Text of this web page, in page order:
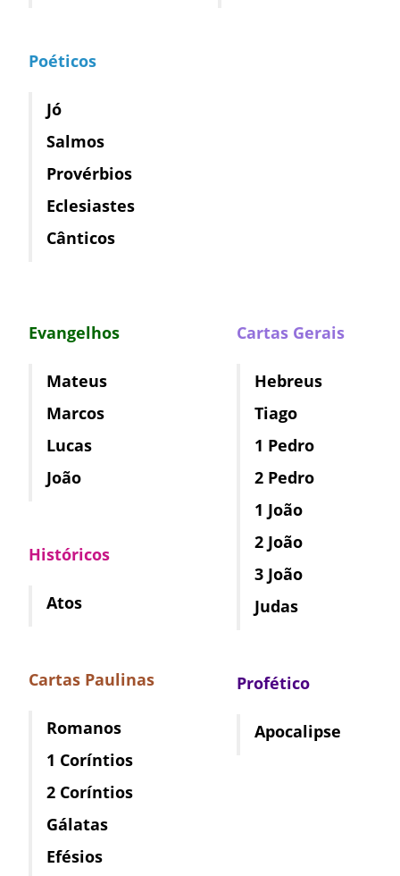
Poéticos
Jó
Salmos
Provérbios
Eclesiastes
Cânticos
Evangelhos
Mateus
Marcos
Lucas
João
Históricos
Atos
Cartas Paulinas
Romanos
1 Coríntios
2 Coríntios
Gálatas
Efésios
Cartas Gerais
Hebreus
Tiago
1 Pedro
2 Pedro
1 João
2 João
3 João
Judas
Profético
Apocalipse